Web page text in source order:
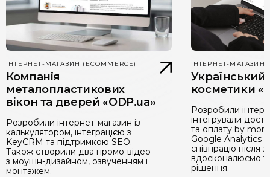
ІНТЕРНЕТ-МАГАЗИН (ECOMMERCE)
Компанія
металопластикових
вікон та дверей «ODP.ua»
Розробили інтернет-магазин із
калькулятором, інтеграцією з
KeyCRM та підтримкою SEO.
Також створили два промо-відео
з моушн-дизайном, озвученням і
монтажем.
ІНТЕРНЕТ-МАГАЗИН
косметики
Розробили
інтегрували
та оплату by
Google Analytics
співпрацю після
вдосконалюємо
рішення.